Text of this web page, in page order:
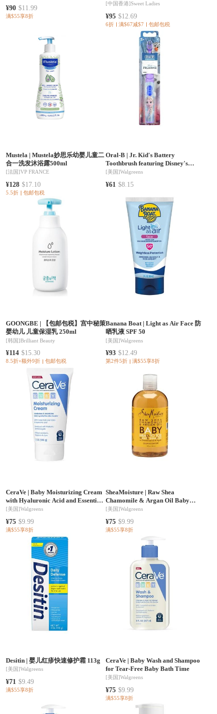
¥90 $11.99
满$55享8折
[中国香港]Sweet Ladies
¥95 $12.69
6折 满$67减$7 包邮包税
Mustela | Mustela妙思乐幼婴儿童二
合一洗发沐浴露500ml
[法国]VP FRANCE
¥128 $17.10
5.5折 包邮包税
Oral-B |Jr. Kid's Battery
Toothbrush featuring Disney's
Frozen, Soft Bristles
[美国]Walgreens
¥61 $8.15
GOONGBE |
【包邮包税】宫中秘策
婴幼儿 儿童保湿乳 250ml
[韩国]Brilliant Beauty
¥114 $15.30
8.5折×额外9折 包邮包税
Banana Boat|Light as Air Face 防
晒乳液 SPF 50
[美国]Walgreens
¥93 $12.49
第2件5折 满$55享8折
CeraVe| Baby Moisturizing Cream
with Hyaluronic Acid and Essential
Ceramides
[美国]Walgreens
¥75 $9.99
满$55享8折
SheaMoisture |Raw Shea
Chamomile & Argan Oil Baby
Head-To-Toe Wash & Shampoo
[美国]Walgreens
¥75 $9.99
满$55享8折
Desitin| 婴儿红疹快速修护霜 113g
[美国]Walgreens
¥71 $9.49
满$55享8折
CeraVe |Baby Wash and Shampoo
for Tear-Free Baby Bath Time
[美国]Walgreens
¥75 $9.99
满$55享8折